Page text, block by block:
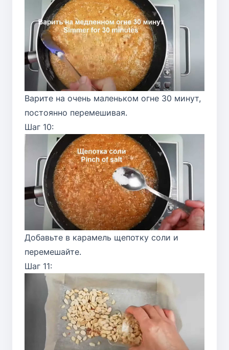
Варите на очень маленьком огне 30 минут,
постоянно перемешивая.
Шаг 10:
Добавьте в карамель щепотку соли и
перемешайте.
Шаг 11: